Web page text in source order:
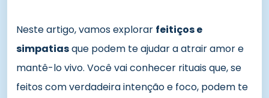
Neste artigo, vamos explorar feitiços e
simpatiasque podem te ajudar a atrair amor e
mantê-lo vivo. Você vai conhecer rituais que, se
feitos com verdadeira intenção e foco, podem te